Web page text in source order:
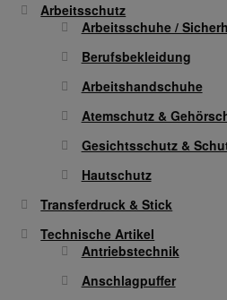
Cofra Sicherheitsschuhe
Jalas Sicherheitschuhe
Atemschutz & Gehörschutz
Moldex
Gesichtsschutz & Schutzbrillen
Arbeitsschutz
Arbeitsschuhe /
Berufsbekleidung
Arbeitshandschuhe
Atemschutz &
Gesichtsschutz &
Hautschutz
Transferdruck & Stick
Technische Artikel
Antriebstechnik
Anschlagpuffer